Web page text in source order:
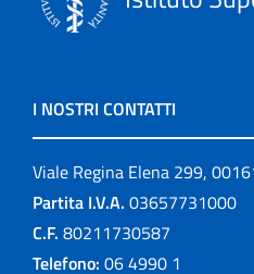
I NOSTRI CONTATTI
Viale Regina Elena 299,
Partita I.V.A. 03657731000
C.F. 80211730587
Telefono: 06 4990 1